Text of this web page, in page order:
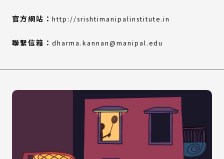
官方網站： http://srishtimanipalinstitute.in
聯繫信箱： dharma.kannan@manipal.edu